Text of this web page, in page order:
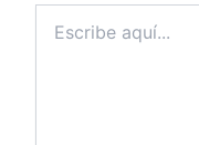
aquí...